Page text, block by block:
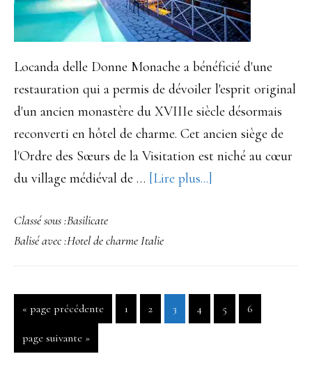
Locanda delle Donne Monache a bénéficié d'une
restauration qui a permis de dévoiler l'esprit original
d'un ancien monastère du XVIIIe siècle désormais
reconverti en hôtel de charme. Cet ancien siège de
l'Ordre des Sœurs de la Visitation est niché au cœur
du village médiéval de … [Lire plus...]
Monache,
de
Classé sous :Basilicate
Balisé avec :Hotel de charme Italie
« Aller
la
page précédente Page
1 Page
2 Page
3 Page
4 Page
5 Page
6
Aller
à
page suivante »